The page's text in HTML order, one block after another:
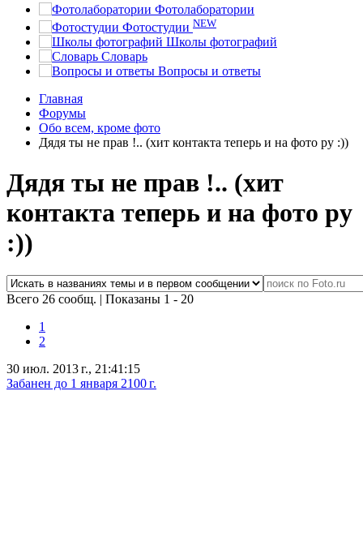
Фотолаборатории
Фотостудии NEW
Школы фотографий
Словарь
Вопросы и ответы
Главная
Форумы
Обо всем, кроме фото
Дядя ты не прав !.. (хит контакта теперь и на фото ру :))
Дядя ты не прав !.. (хит
контакта теперь и на фото ру
:))
Всего 26 сообщ. | Показаны 1 - 20
1
2
30 июл. 2013 г., 21:41:15
Забанен до 1 января 2100 г.